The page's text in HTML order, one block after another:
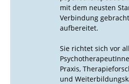
mit dem neusten
Verbindung
aufbereitet.
Sie richtet sich vor
Praxis,
und